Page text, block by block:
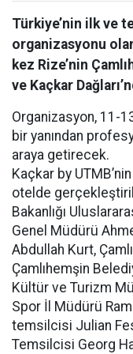
Türkiye’nin ilk ve
organizasyonu
kez Rize’nin
ve Kaçkar
Organizasyon, 11-
bir yanından
araya getirecek.
Kaçkar by
otelde
Bakanlığı
Genel Müdürü
Abdullah Kurt,
Çamlıhemşin
Kültür ve Turizm
Spor İl Müdürü
temsilcisi Julian
Temsilcisi Georg